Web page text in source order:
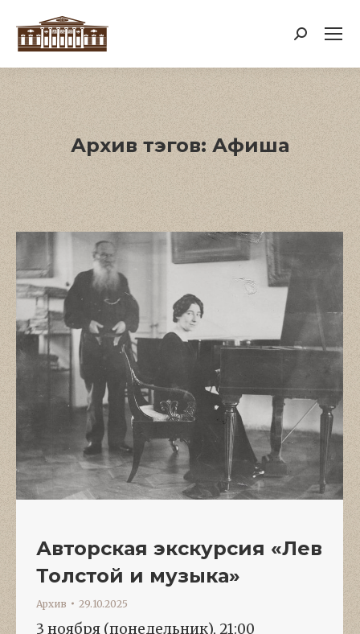
Поиск:
Архив тэгов: Афиша
Авторская экскурсия «Лев
Толстой и музыка»
Архив 29.10.2025
3 ноября (понедельник), 21:00